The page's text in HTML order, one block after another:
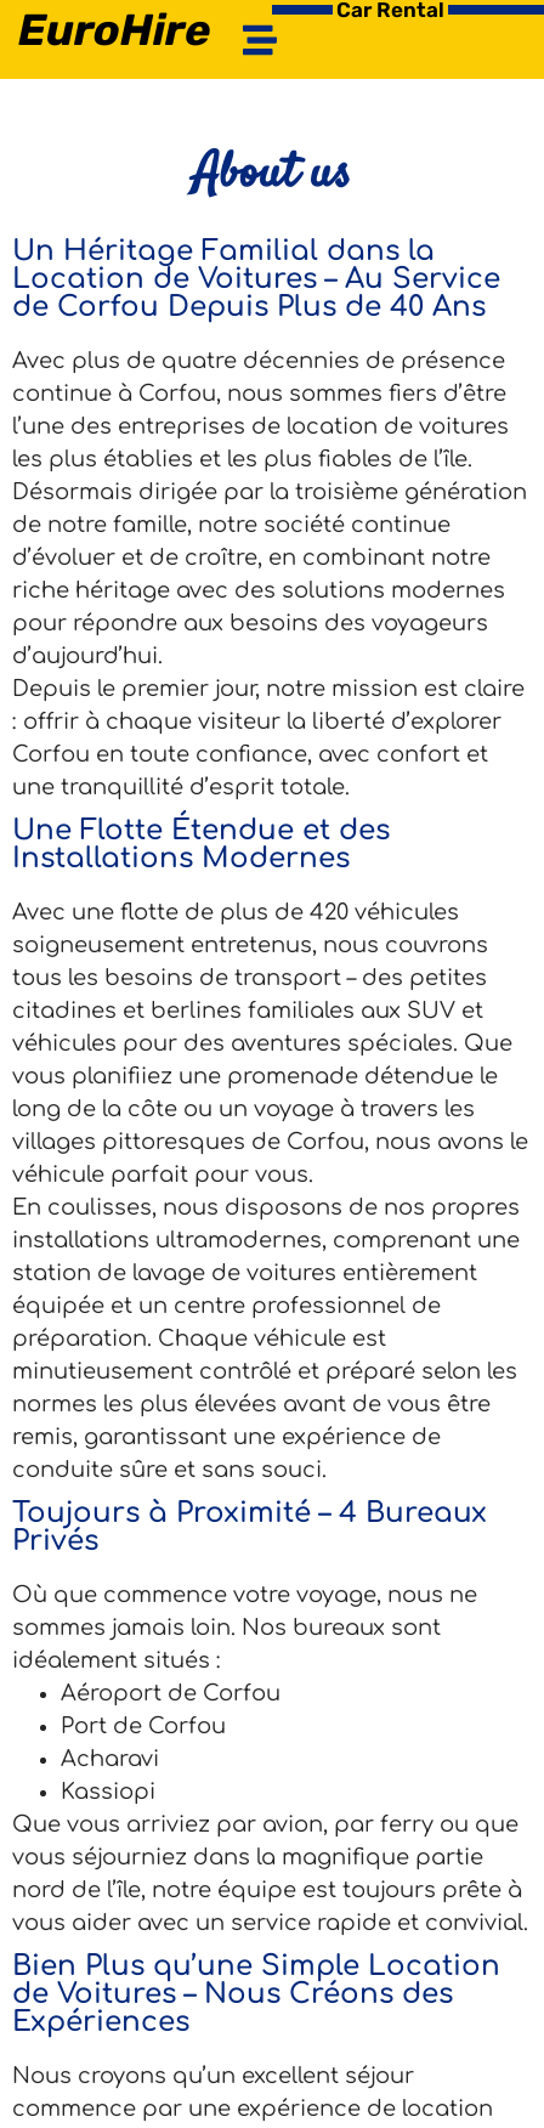
EuroHire Car Rental
About us
Un Héritage Familial dans la
Location de Voitures – Au Service
de Corfou Depuis Plus de 40 Ans
Avec plus de quatre décennies de présence
continue à Corfou, nous sommes fiers d’être
l’une des entreprises de location de voitures
les plus établies et les plus fiables de l’île.
Désormais dirigée par la troisième génération
de notre famille, notre société continue
d’évoluer et de croître, en combinant notre
riche héritage avec des solutions modernes
pour répondre aux besoins des voyageurs
d’aujourd’hui.
Depuis le premier jour, notre mission est claire
: offrir à chaque visiteur la liberté d’explorer
Corfou en toute confiance, avec confort et
une tranquillité d’esprit totale.
Une Flotte Étendue et des
Installations Modernes
Avec une flotte de plus de 420 véhicules
soigneusement entretenus, nous couvrons
tous les besoins de transport – des petites
citadines et berlines familiales aux SUV et
véhicules pour des aventures spéciales. Que
vous planifiiez une promenade détendue le
long de la côte ou un voyage à travers les
villages pittoresques de Corfou, nous avons le
véhicule parfait pour vous.
En coulisses, nous disposons de nos propres
installations ultramodernes, comprenant une
station de lavage de voitures entièrement
équipée et un centre professionnel de
préparation. Chaque véhicule est
minutieusement contrôlé et préparé selon les
normes les plus élevées avant de vous être
remis, garantissant une expérience de
conduite sûre et sans souci.
Toujours à Proximité – 4 Bureaux
Privés
Où que commence votre voyage, nous ne
sommes jamais loin. Nos bureaux sont
idéalement situés :
Aéroport de Corfou
Port de Corfou
Acharavi
Kassiopi
Que vous arriviez par avion, par ferry ou que
vous séjourniez dans la magnifique partie
nord de l’île, notre équipe est toujours prête à
vous aider avec un service rapide et convivial.
Bien Plus qu’une Simple Location
de Voitures – Nous Créons des
Expériences
Nous croyons qu’un excellent séjour
commence par une expérience de location